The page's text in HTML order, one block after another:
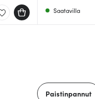
Saatavilla
Paistinpannut